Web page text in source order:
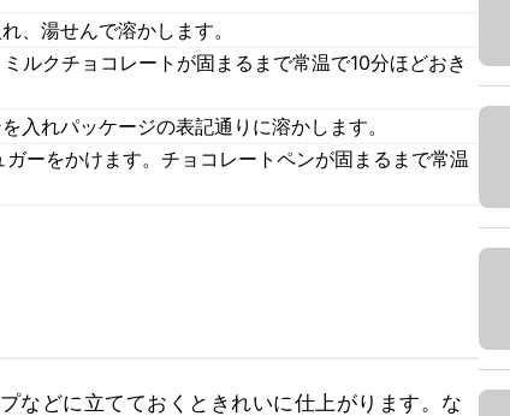
、湯せんで溶かします。
ルクチョコレートが固まるまで常温で10分ほどおき
入れパッケージの表記通りに溶かします。
ーをかけます。チョコレートペンが固まるまで常温
などに立てておくときれいに仕上がります。な